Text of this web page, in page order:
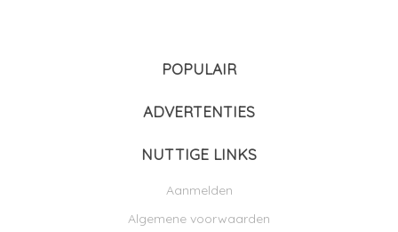
POPULAIR
ADVERTENTIES
NUTTIGE LINKS
Aanmelden
Algemene voorwaarden